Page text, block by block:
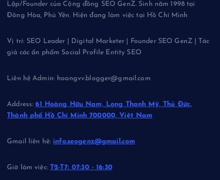
Lập/Founder của Cộng đồng SEO GenZ. Sinh năm 1998 tại
Đông Hòa, Phú Yên. Hiện đang làm việc tại Hồ Chí Minh
Vị trí: SEO Leader | Digital Marketer | Founder SEO GenZ | Tác
giả các ấn phẩm Social Profile Entity SEO
Liên hệ Admin: hoangvv.blogger@gmail.com
Address:61 Hoàng Hữu Nam, Long Thạnh Mỹ, Thủ Đức,
Thành phố Hồ Chí Minh 700000, Việt Nam
Gmail liên hệ: info.seogenz@gmail.com
Giờ làm việc:T2-T7: 07:30 - 16:30